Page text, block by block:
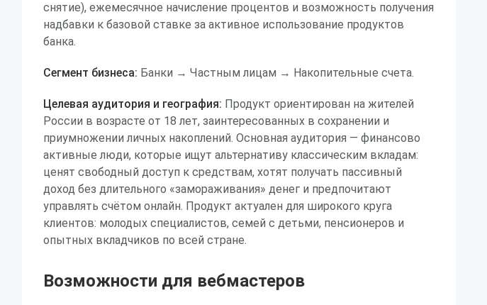
снятие), ежемесячное начисление процентов и возможность получения
надбавки к базовой ставке за активное использование продуктов
банка.
Сегмент бизнеса: Банки → Частным лицам → Накопительные счета.
Целевая аудитория и география: Продукт ориентирован на жителей
России в возрасте от 18 лет, заинтересованных в сохранении и
приумножении личных накоплений. Основная аудитория — финансово
активные люди, которые ищут альтернативу классическим вкладам:
ценят свободный доступ к средствам, хотят получать пассивный
доход без длительного «замораживания» денег и предпочитают
управлять счётом онлайн. Продукт актуален для широкого круга
клиентов: молодых специалистов, семей с детьми, пенсионеров и
опытных вкладчиков по всей стране.
Возможности для вебмастеров